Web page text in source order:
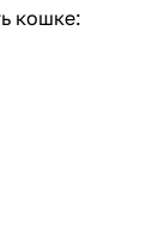
кошке: